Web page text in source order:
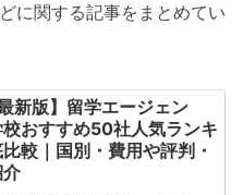
に関する記事をまとめてい
新版】留学エージェン
校おすすめ50社人気ランキ
較｜国別・費用や評判・